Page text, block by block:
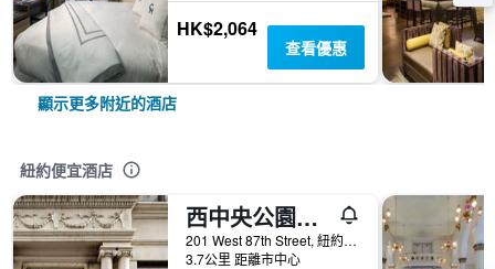
HK$2,064
查看優惠
顯示更多附近的酒店
紐約便宜酒店
西中央公園旅館
201 West 87th Street, 紐約, NY, 美國
3.7公里 距離市中心